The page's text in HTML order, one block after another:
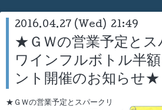
2016.04.27 (Wed) 21:49
★ＧＷの営業予定とス
ワインフルボトル半
ント開催のお知らせ★
★ＧＷの営業予定とスパークリ